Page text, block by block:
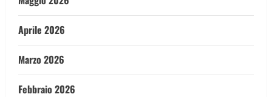
Aprile 2026
Marzo 2026
Febbraio 2026